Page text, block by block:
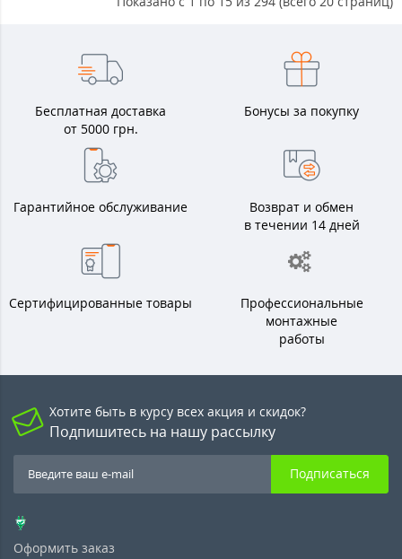
Бесплатная доставка
от 5000 грн.
Бонусы за покупку
Гарантийное обслуживание
Возврат и обмен
в течении 14 дней
Сертифицированные товары
Профессиональные
монтажные
работы
Хотите быть в курсу всех акция и скидок?
Подпишитесь на нашу рассылку
Подписаться
Оформить заказ